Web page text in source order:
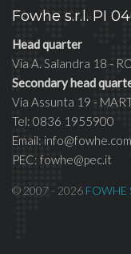
Fowhe s.r.l. PI
Head quarter
Via A. Salandra 18 -
Secondary head
Via Assunta 19 -
Tel: 0836 1955900
Email: info@fowhe.com
PEC: fowhe@pec.it
© 2007 - 2026 FOWHE